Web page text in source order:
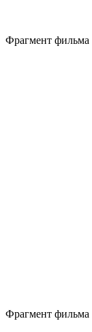
Фрагмент фильма
Фрагмент фильма